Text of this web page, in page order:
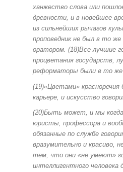
ханжество слова или
древности, и в новейшее
из сильнейших рычагов
проповедник не был в то
оратором. (18)Все лучшие
процветания государств,
реформаторы были в то же
(19)«Цветами»
карьере, и искусство
(20)Быть может, и мы
юристы, профессора и
обязанные по службе
вразумительно и красиво,
тем, что они «не умеют»
интеллигентного человека